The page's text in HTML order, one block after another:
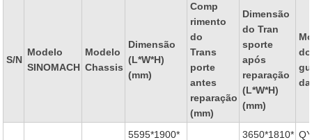
S/N
Modelo
SINOMACH
Modelo
Chassis
Dimensão
(L*W*H)
(mm)
Comp
rimento
do
Trans
porte
antes
reparação
(mm)
Dimensão
do Tran
sporte
após
reparação
(L*W*H)
(mm)
do
5595*1900*
3650*1810*